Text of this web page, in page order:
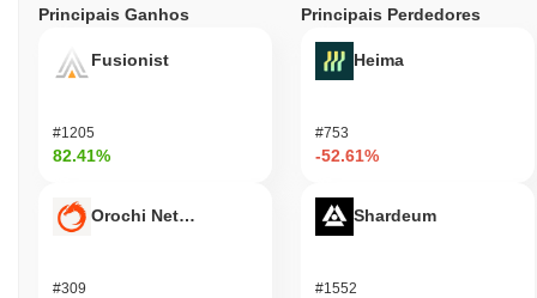
Principais Ganhos
Fusionist
#1205
82.41%
Orochi Network
#309
Principais Perdedores
Heima
#753
-52.61%
Shardeum
#1552